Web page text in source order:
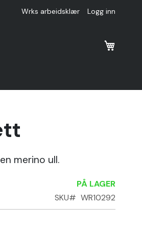
Wrks arbeidsklær Logg inn
merino ull.
PÅ LAGER
SKU
WR10292